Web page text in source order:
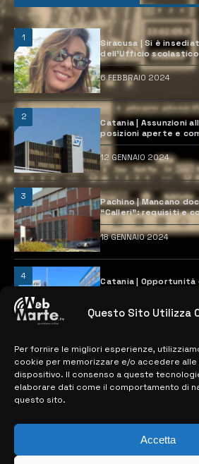
Questo Sito Utilizza
Per fornire le migliori esperienze,
cookie per memorizzare e/o accedere alle
dispositivo. Il consenso a queste
elaborare dati come il comportamento di
questo sito.
Accetta
1
Siracusa | Si è
dell’Ufficio scolastico
6 FEBBRAIO 2024
2
Catania | Assunzioni
posizioni aperte e
12 GENNAIO 2024
3
Pachino | Mancano
“Calleri”: requisiti e
18 GENNAIO 2024
4
Catania | Opportunità
28 MARZO 2024
MAPPA DEL SITO
> NOTIZIE
> CONTATTI